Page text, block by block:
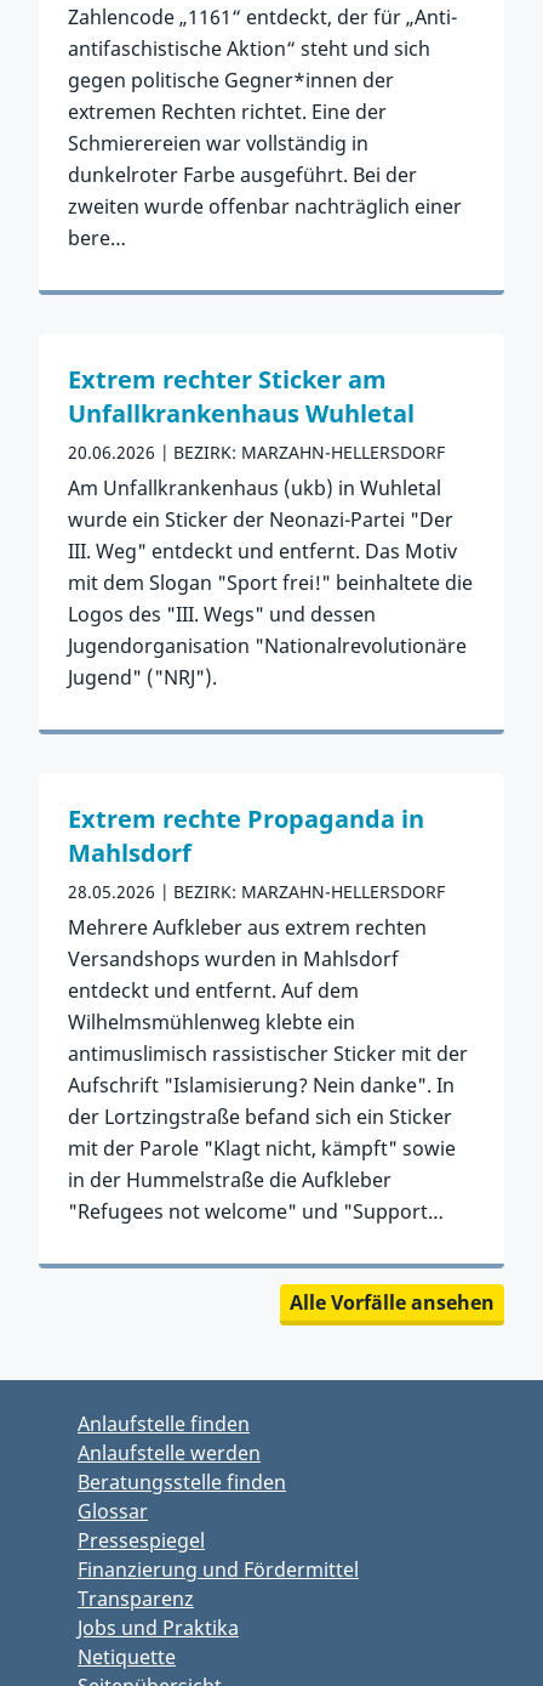
Zahlencode „1161“ entdeckt, der für „Anti-
antifaschistische Aktion“ steht und sich
gegen politische Gegner*innen der
extremen Rechten richtet. Eine der
Schmierereien war vollständig in
dunkelroter Farbe ausgeführt. Bei der
zweiten wurde offenbar nachträglich einer
bere…
Zum Vorfall
Extrem rechter Sticker am
Unfallkrankenhaus Wuhletal
20.06.2026 BEZIRK: MARZAHN-HELLERSDORF
Am Unfallkrankenhaus (ukb) in Wuhletal
wurde ein Sticker der Neonazi-Partei "Der
III. Weg" entdeckt und entfernt. Das Motiv
mit dem Slogan "Sport frei!" beinhaltete die
Logos des "III. Wegs" und dessen
Jugendorganisation "Nationalrevolutionäre
Jugend" ("NRJ").
Zum Vorfall
Extrem rechte Propaganda in
Mahlsdorf
28.05.2026 BEZIRK: MARZAHN-HELLERSDORF
Mehrere Aufkleber aus extrem rechten
Versandshops wurden in Mahlsdorf
entdeckt und entfernt. Auf dem
Wilhelmsmühlenweg klebte ein
antimuslimisch rassistischer Sticker mit der
Aufschrift "Islamisierung? Nein danke". In
der Lortzingstraße befand sich ein Sticker
mit der Parole "Klagt nicht, kämpft" sowie
in der Hummelstraße die Aufkleber
"Refugees not welcome" und "Support…
Zum Vorfall
Alle Vorfälle ansehen
Anlaufstelle finden
Anlaufstelle werden
Beratungsstelle finden
Glossar
Pressespiegel
Finanzierung und Fördermittel
Transparenz
Jobs und Praktika
Netiquette